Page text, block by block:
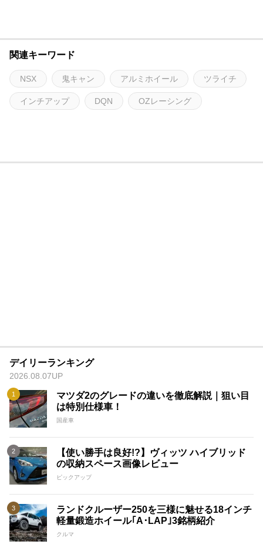
関連キーワード
NSX 鬼キャン アルミホイール ツライチ
インチアップ DQN OZレーシング
デイリーランキング
2026.08.07UP
マツダ2のグレードの違いを徹底解説｜狙い目
は特別仕様車！
国産車
【使い勝手は良好!?】ヴィッツ ハイブリッド
の収納スペース画像レビュー
ピックアップ
ランドクルーザー250を三様に魅せる18インチ
軽量鍛造ホイール｢A･LAP｣3銘柄紹介
クルマ